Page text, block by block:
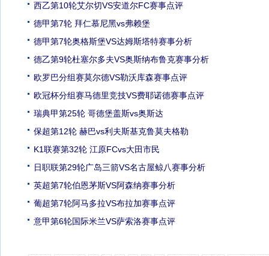
西乙第10轮艾尔切VS安道尔FC赛事点评
德甲第7轮 拜仁慕尼黑vs弗赖堡
德甲第7轮奥格斯堡VS达姆斯塔特赛事分析
德乙第9轮杜塞尔多夫VS奥斯纳布鲁克赛事分析
欧罗巴分组赛莫尔德VS勒沃库森赛事点评
欧冠杯分组赛马德里竞技VS费耶诺德赛事点评
瑞典甲第25轮 哥德堡盖斯vs奥斯达
保超第12轮 赫巴vs利夫斯基克鲁莫夫格勒
K1联赛第32轮 江原FCvs大田市民
日职联第29轮广岛三箭VS名古屋鲸八赛事分析
英超第7轮伯恩茅斯VS阿森纳赛事分析
葡超第7轮阿马多拉VS布拉加赛事点评
意甲第6轮国际米兰VS萨索洛赛事点评